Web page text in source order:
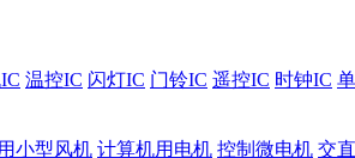
温控IC 闪灯IC 门铃IC 遥控IC 时钟IC
小型风机 计算机用电机 控制微电机 交